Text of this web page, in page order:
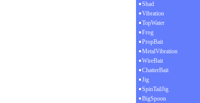
Shad
Vibration
TopWater
Frog
PropBait
MetalVibration
WireBait
ChatterBait
Jig
SpinTailJig
BigSpoon